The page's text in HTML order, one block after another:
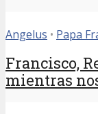
Angelus • Papa
Francisco,
mientras